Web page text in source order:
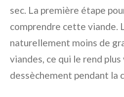
sec. La première étape
comprendre cette viande.
naturellement moins de
viandes, ce qui le rend
dessèchement pendant la